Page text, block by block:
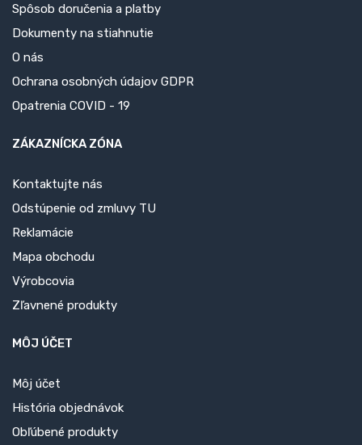
Spôsob doručenia a platby
Dokumenty na stiahnutie
O nás
Ochrana osobných údajov GDPR
Opatrenia COVID - 19
ZÁKAZNÍCKA ZÓNA
Kontaktujte nás
Odstúpenie od zmluvy TU
Reklamácie
Mapa obchodu
Výrobcovia
Zľavnené produkty
MÔJ ÚČET
Môj účet
História objednávok
Obľúbené produkty